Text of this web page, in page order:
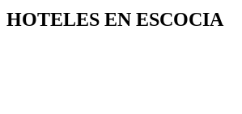
HOTELES EN ESCOCIA